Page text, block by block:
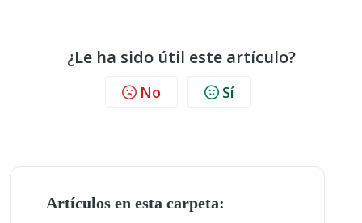
¿Le ha sido útil este artículo?
No Sí
Artículos en esta carpeta: